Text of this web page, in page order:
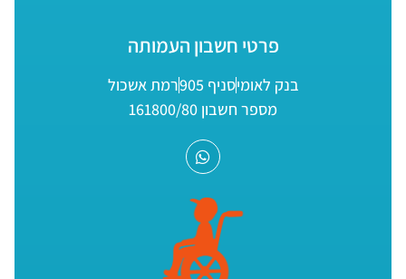
פרטי חשבון העמותה
בנק לאומיסניף 905
רמת אשכול
מספר חשבון 161800/80